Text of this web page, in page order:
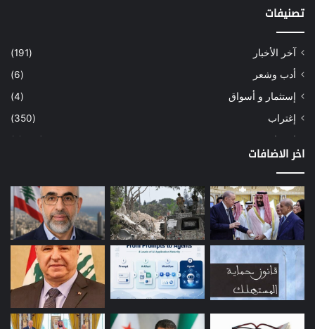
تصنيفات
آخر الأخبار
(191)
أدب وشعر
(6)
إستثمار و أسواق
(4)
إغتراب
(350)
إقتصاد
(1٬040)
إعمار
(3)
بيئة
(16)
دراسة
(24)
طاقة
(12)
مصارف
(168)
معادن
موازنة
(4)
اخر الاضافات